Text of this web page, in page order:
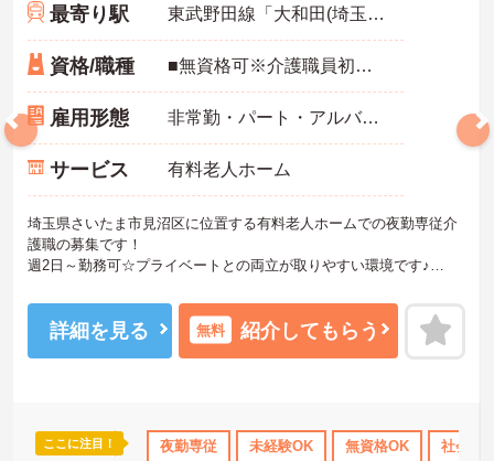
研修制度あり 産休･育休･介護休暇取得実績あり 社会保険完備
最寄り駅 東武野田線「大和田(埼玉)駅」徒歩21分
資格/職種 ■無資格可※介護職員初任者研修（ヘルパー2級）以上、介護福祉士 いずれかあれば尚可■経験不問
雇用形態 非常勤・パート・アルバイト
サービス 有料老人ホーム
埼玉県さいたま市見沼区に位置する有料老人ホームでの夜勤専従介
護職の募集です！
週2日～勤務可☆プライベートとの両立が取りやすい環境です♪
たしますのでお気軽にご相談ください。
詳細を見る 無料 紹介してもらう
ここに注目！ 夜勤専従 未経験OK 無資格OK 社会保